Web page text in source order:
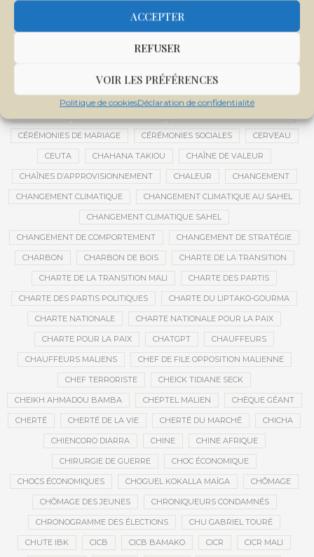
ACCEPTER
REFUSER
VOIR LES PRÉFÉRENCES
Politique de cookiesDéclaration de confidentialité
CENTRE DE SANTÉ COMMUNAUTAIRE
CENTRE INTERNATIONAL DE CONFÉRENCES DE BAMAKO
CENTRE MALI
CENTRE NATIONAL DES EXAMENS ET CONCOURS DE L’ÉDUCATION
CENTRES DE DONNÉES CERCLE DE RÉFLEXION À DISTANCE
CÉRÉMONIES DE MARIAGE CÉRÉMONIES SOCIALES CERVEAU
CEUTA CHAHANA TAKIOU CHAÎNE DE VALEUR
CHAÎNES D’APPROVISIONNEMENT CHALEUR CHANGEMENT
CHANGEMENT CLIMATIQUE CHANGEMENT CLIMATIQUE AU SAHEL
CHANGEMENT CLIMATIQUE SAHEL
CHANGEMENT DE COMPORTEMENT CHANGEMENT DE STRATÉGIE
CHARBON CHARBON DE BOIS CHARTE DE LA TRANSITION
CHARTE DE LA TRANSITION MALI CHARTE DES PARTIS
CHARTE DES PARTIS POLITIQUES CHARTE DU LIPTAKO-GOURMA
CHARTE NATIONALE CHARTE NATIONALE POUR LA PAIX
CHARTE POUR LA PAIX CHATGPT CHAUFFEURS
CHAUFFEURS MALIENS CHEF DE FILE OPPOSITION MALIENNE
CHEF TERRORISTE CHEICK TIDIANE SECK
CHEIKH AHMADOU BAMBA CHEPTEL MALIEN CHÈQUE GÉANT
CHERTÉ CHERTÉ DE LA VIE CHERTÉ DU MARCHÉ CHICHA
CHIENCORO DIARRA CHINE CHINE AFRIQUE
CHIRURGIE DE GUERRE CHOC ÉCONOMIQUE
CHOCS ÉCONOMIQUES CHOGUEL KOKALLA MAÏGA CHÔMAGE
CHÔMAGE DES JEUNES CHRONIQUEURS CONDAMNÉS
CHRONOGRAMME DES ÉLECTIONS CHU GABRIEL TOURÉ
CHUTE IBK CICB CICB BAMAKO CICR CICR MALI